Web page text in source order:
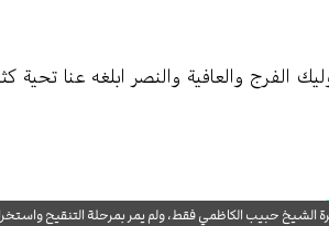
الفرج والعافية والنصر ابلغه عنا تحية
حبيب الكاظمي فقط، ولم يمر بمرحلة التنقيح